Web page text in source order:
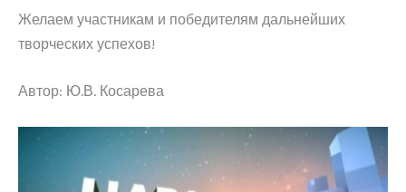
Желаем участникам и победителям дальнейших
творческих успехов!
Автор: Ю.В. Косарева